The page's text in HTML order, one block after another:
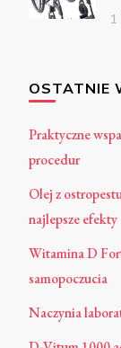
1
OSTATNIE
Praktyczne
procedur
Olej z
najlepsze efekty
Witamina D
samopoczucia
Naczynia